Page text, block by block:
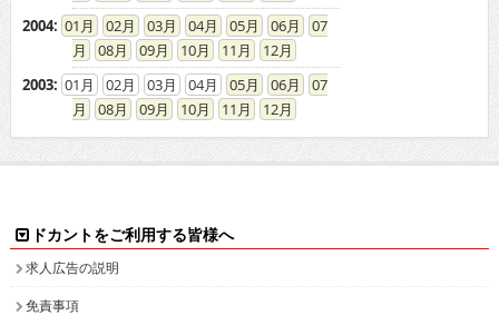
2004: 01 02 03 04 05 06
07
08
09 10 11
12
2003: 01 02 03 04 05 06
07
08
09 10 11 12
ドカントをご利用する皆様へ
求人広告の説明
免責事項